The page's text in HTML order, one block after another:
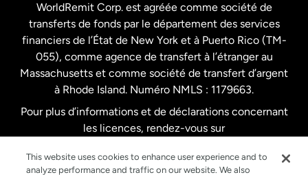
Royaume-Uni
Suède
WorldRemit Corp. est agréée comme société de
transferts de fonds par le département des services
financiers de l’État de New York et à Puerto Rico (TM-
055), comme agence de transfert à l’étranger au
Massachusetts et comme société de transfert d’argent
à Rhode Island. Numéro NMLS : 1179663.
Pour plus d’informations et de déclarations concernant
les licences, rendez-vous sur
This website uses cookies to enhance user experience and to
analyze performance and traffic on our website. We also